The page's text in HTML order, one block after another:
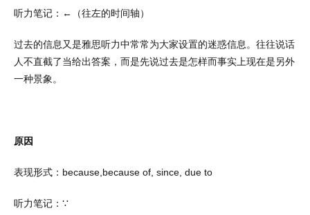
听力笔记：← （往左的时间轴）
过去的信息又是雅思听力中常常为大家设置的迷惑信息。往往说话
人不直截了当给出答案，而是先说过去是怎样而事实上现在是另外
一种景象。
原因
表现形式： because,because of, since, due to
听力笔记： ∵